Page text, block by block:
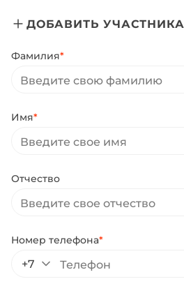
ДОБАВИТЬ УЧАСТНИКА
Фамилия*
Имя*
Отчество
Номер телефона*
+7